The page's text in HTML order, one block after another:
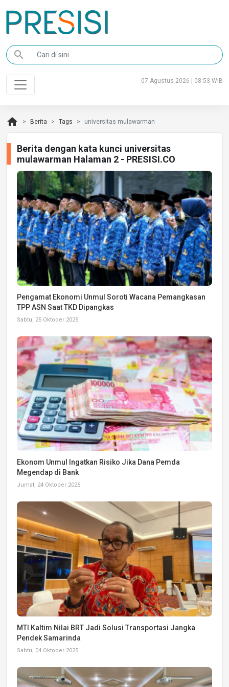
search
07 Agustus 2026 | 08:53 WIB
home Berita Tags universitas mulawarman
Berita dengan kata kunci universitas
mulawarman Halaman 2 - PRESISI.CO
Pengamat Ekonomi Unmul Soroti Wacana Pemangkasan
TPP ASN Saat TKD Dipangkas
Sabtu, 25 Oktober 2025
Ekonom Unmul Ingatkan Risiko Jika Dana Pemda
Megendap di Bank
Jumat, 24 Oktober 2025
MTI Kaltim Nilai BRT Jadi Solusi Transportasi Jangka
Pendek Samarinda
Sabtu, 04 Oktober 2025